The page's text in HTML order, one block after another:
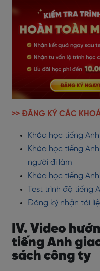
>> ĐĂNG KÝ CÁC
Khóa học tiếng Anh
Khóa học tiếng
người đi làm
Khóa học tiếng
Test trình độ tiếng
Đăng ký nhận tài
IV. Video
tiếng Anh
sách công ty